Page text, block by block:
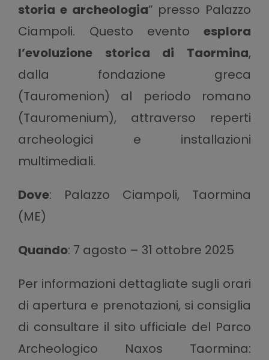
storia e archeologia” presso Palazzo
Ciampoli. Questo evento esplora
l’evoluzione storica di Taormina,
dalla fondazione greca
(Tauromenion) al periodo romano
(Tauromenium), attraverso reperti
archeologici e installazioni
multimediali.
Dove: Palazzo Ciampoli, Taormina
(ME)
Quando: 7 agosto – 31 ottobre 2025
Per informazioni dettagliate sugli orari
di apertura e prenotazioni, si consiglia
di consultare il sito ufficiale del Parco
Archeologico Naxos Taormina: